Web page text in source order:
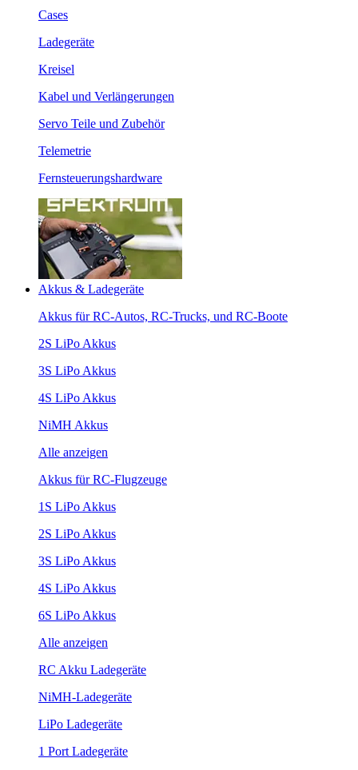
Cases
Ladegeräte
Kreisel
Kabel und Verlängerungen
Servo Teile und Zubehör
Telemetrie
Fernsteuerungshardware
Akkus & Ladegeräte
Akkus für RC-Autos, RC-Trucks, und RC-Boote
2S LiPo Akkus
3S LiPo Akkus
4S LiPo Akkus
NiMH Akkus
Alle anzeigen
Akkus für RC-Flugzeuge
1S LiPo Akkus
2S LiPo Akkus
3S LiPo Akkus
4S LiPo Akkus
6S LiPo Akkus
Alle anzeigen
RC Akku Ladegeräte
NiMH-Ladegeräte
LiPo Ladegeräte
1 Port Ladegeräte